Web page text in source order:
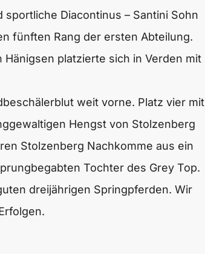
Diacontinus – Santini Sohn
fünften Rang der ersten Abteilung.
Hänigsen platzierte sich in Verden mit
weit vorne. Platz vier mit
Hengst von Stolzenberg
Stolzenberg Nachkomme aus ein
Tochter des Grey Top.
dreijährigen Springpferden. Wir